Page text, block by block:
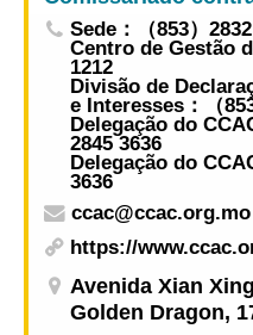
Sede：（853）
Centro de Gestão
1212
Divisão de
e Interesses：（
Delegação do
2845 3636
Delegação do
3636
ccac@ccac.org.mo
https://
Avenida Xian
Golden Dragon,